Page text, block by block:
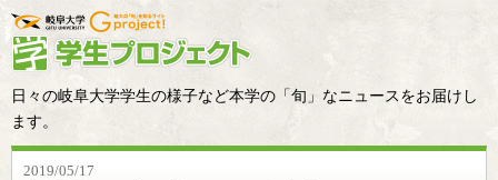
日々の岐阜大学学生の様子など本学の「旬」なニュースをお届けし
ます。
2019/05/17